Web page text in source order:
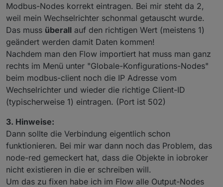
Modbus-Nodes korrekt eintragen. Bei mir steht da 2,
weil mein Wechselrichter schonmal getauscht wurde.
Das muss überall auf den richtigen Wert (meistens 1)
geändert werden damit Daten kommen!
Nachdem man den Flow importiert hat muss man ganz
rechts im Menü unter "Globale-Konfigurations-Nodes"
beim modbus-client noch die IP Adresse vom
Wechselrichter und wieder die richtige Client-ID
(typischerweise 1) eintragen. (Port ist 502)
3. Hinweise:
Dann sollte die Verbindung eigentlich schon
funktionieren. Bei mir war dann noch das Problem, das
node-red gemeckert hat, dass die Objekte in iobroker
nicht existieren in die er schreiben will.
Um das zu fixen habe ich im Flow alle Output-Nodes